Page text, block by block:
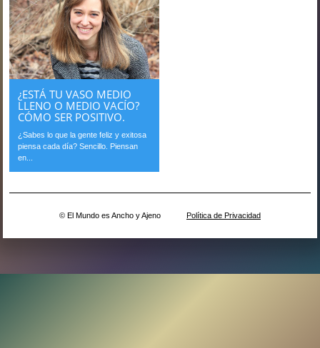
¿ESTÁ TU VASO MEDIO
LLENO O MEDIO VACÍO?
CÓMO SER POSITIVO.
¿Sabes lo que la gente feliz y exitosa
piensa cada día? Sencillo. Piensan
en...
© El Mundo es Ancho y Ajeno Política de Privacidad